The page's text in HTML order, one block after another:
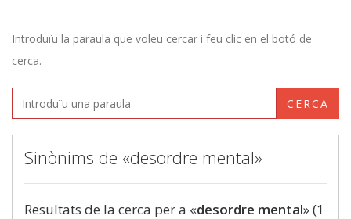
Introduïu la paraula que voleu cercar i feu clic en el botó de
cerca.
CERCA
Sinònims de «desordre mental»
Resultats de la cerca per a «desordre mental» (1